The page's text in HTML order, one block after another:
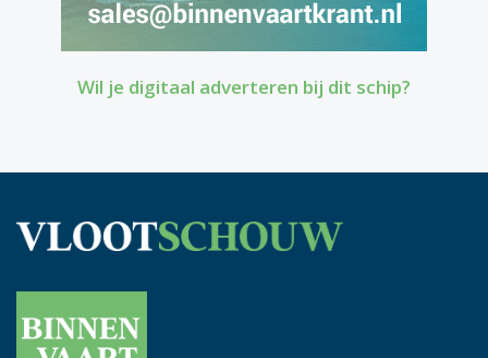
Wil je digitaal adverteren bij dit schip?